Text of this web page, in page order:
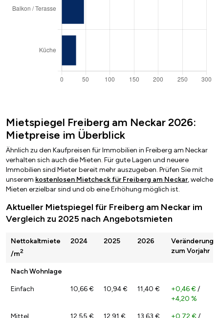
Mietspiegel Freiberg am Neckar 2026:
Mietpreise im Überblick
Ähnlich zu den Kaufpreisen für Immobilien in Freiberg am Neckar
verhalten sich auch die Mieten. Für gute Lagen und neuere
Immobilien sind Mieter bereit mehr auszugeben. Prüfen Sie mit
unserem kostenlosen Mietcheck für Freiberg am Neckar, welche
Mieten erzielbar sind und ob eine Erhöhung möglich ist.
Aktueller Mietspiegel für Freiberg am Neckar im
Vergleich zu 2025 nach Angebotsmieten
Nettokaltmiete
/m2
2024 2025 2026
Veränderung
zum Vorjahr
Nach Wohnlage
Einfach 10,66 € 10,94 € 11,40 € +0,46 € /
+4,20 %